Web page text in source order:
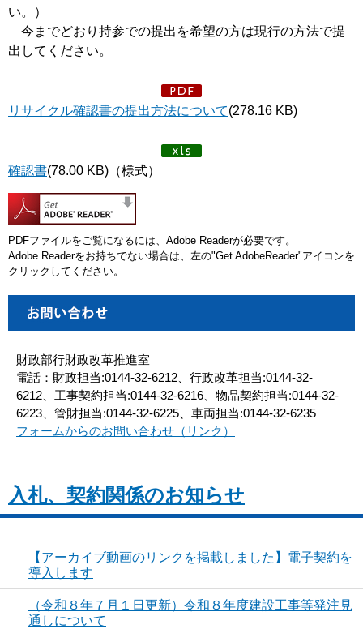
い。）
今までどおり持参での提出を希望の方は現行の方法で提
出してください。
リサイクル確認書の提出方法について(278.16 KB)
確認書(78.00 KB)（様式）
PDFファイルをご覧になるには、Adobe Readerが必要です。
Adobe Readerをお持ちでない場合は、左の"Get AdobeReader"アイコンを
クリックしてください。
財政部行財政改革推進室
電話：財政担当:0144-32-6212、行政改革担当:0144-32-
6212、工事契約担当:0144-32-6216、物品契約担当:0144-32-
6223、管財担当:0144-32-6225、車両担当:0144-32-6235
フォームからのお問い合わせ（リンク）
入札、契約関係のお知らせ
【アーカイブ動画のリンクを掲載しました】電子契約を
導入します
（令和８年７月１日更新）令和８年度建設工事等発注見
通しについて